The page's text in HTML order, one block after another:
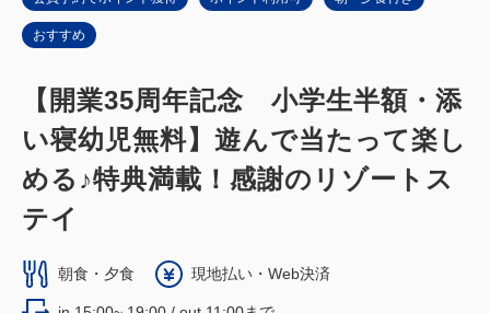
おすすめ
【開業35周年記念 小学生半額・添
い寝幼児無料】遊んで当たって楽し
める♪特典満載！感謝のリゾートス
テイ
朝食・夕食 現地払い・Web決済